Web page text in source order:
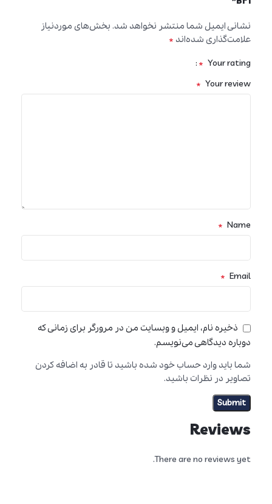
Reviews
There are no reviews yet.
نشانی ایمیل شما منتشر نخواهد شد. بخش‌های موردنیاز
علامت‌گذاری شده‌اند *
Your rating
*
Your review
*
Name
*
Email
*
ذخیره نام، ایمیل و وبسایت من در مرورگر برای زمانی که
دوباره دیدگاهی می‌نویسم.
شما باید وارد حساب خود شده باشید تا قادر به اضافه کردن
تصاویر در نظرات باشید.